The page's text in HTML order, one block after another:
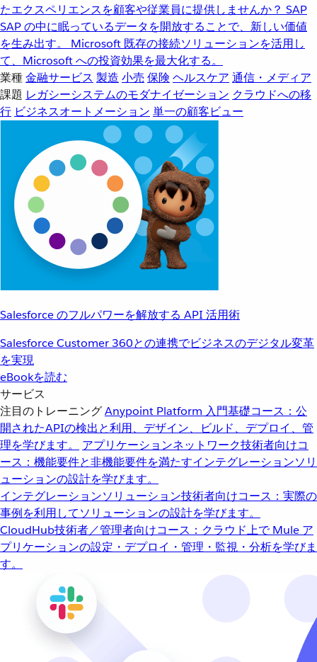
たエクスペリエンスを顧客や従業員に提供しませんか？ SAP
SAP の中に眠っているデータを開放することで、新しい価値
を生み出す。
Microsoft 既存の接続ソリューションを活用し
て、Microsoft への投資効果を最大化する。
業種金融サービス 製造 小売 保険 ヘルスケア 通信・メディア
課題 レガシーシステムのモダナイゼーション クラウドへの移
行 ビジネスオートメーション 単一の顧客ビュー
Salesforce のフルパワーを解放する API 活用術
Salesforce Customer 360との連携でビジネスのデジタル変革
を実現
eBookを読む
サービス
注目のトレーニングAnypoint Platform 入門基礎コース：公
開されたAPIの検出と利用、デザイン、ビルド、デプロイ、管
理を学びます。
アプリケーションネットワーク技術者向けコ
ース：機能要件と非機能要件を満たすインテグレーションソリ
ューションの設計を学びます。
インテグレーションソリューション技術者向けコース：実際の
事例を利用してソリューションの設計を学びます。
CloudHub技術者／管理者向けコース：クラウド上で Mule ア
プリケーションの設定・デプロイ・管理・監視・分析を学びま
す。